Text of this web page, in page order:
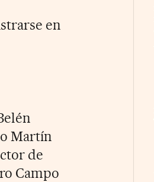
en
Martín
de
Campo